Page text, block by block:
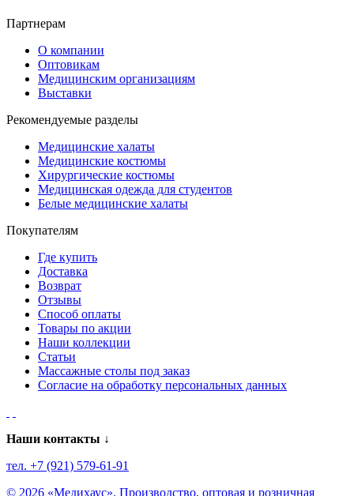
Партнерам
О компании
Оптовикам
Медицинским организациям
Выставки
Рекомендуемые разделы
Медицинские халаты
Медицинские костюмы
Хирургические костюмы
Медицинская одежда для студентов
Белые медицинские халаты
Покупателям
Где купить
Доставка
Возврат
Отзывы
Способ оплаты
Товары по акции
Наши коллекции
Статьи
Массажные столы под заказ
Согласие на обработку персональных данных
Наши контакты ↓
тел. +7 (921) 579-61-91
© 2026 «Медихаус». Производство, оптовая и розничная